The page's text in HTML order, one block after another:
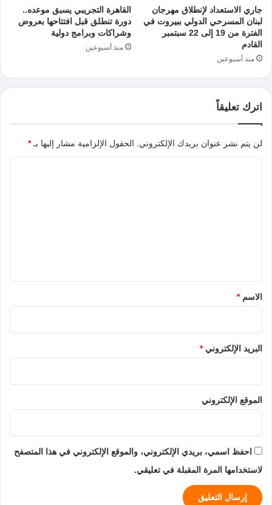
جاري الاستعداد لإنطلاق مهرجان
لبنان المسرحي الدولي ببيروت في
الفترة من 19 إلى 22 سبتمبر
القادم
منذ أسبوعين
القاهرة التجريبي يسبق موعده..
دورة تنطلق قبل افتتاحها بعروض
وشراكات وبرامج دولية
منذ أسبوعين
اترك تعليقاً
لن يتم نشر عنوان بريدك الإلكتروني. الحقول الإلزامية مشار إليها بـ*
*الاسم*
البريد الإلكتروني*
الموقع الإلكتروني
احفظ اسمي، بريدي الإلكتروني، والموقع الإلكتروني في هذا المتصفح
لاستخدامها المرة المقبلة في تعليقي.